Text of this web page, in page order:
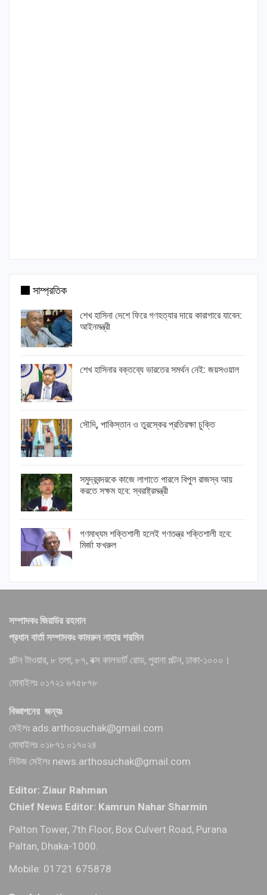
সাম্প্রতিক
শেখ হাসিনা দেশে ফিরে গণহত্যার দায়ে কারাগারে যাবেন:
আইনমন্ত্রী
শেখ হাসিনার বক্তব্যে ভারতের সমর্থন নেই: জয়সওয়াল
সৌদি, পাকিস্তান ও তুরস্কের প্রতিরক্ষা চুক্তি
সমুদ্রবন্দরকে কাজে লাগাতে পারলে বিপুল রাজস্ব আয়
করতে সক্ষম হবে: স্বরাষ্ট্রমন্ত্রী
গণমাধ্যম শক্তিশালী হলেই গণতন্ত্র শক্তিশালী হবে:
মির্জা ফখরুল
সম্পাদকঃ জিয়াউর রহমান
প্রধান বার্তা সম্পাদকঃ কামরুন নাহার শরমিন
পল্টন টাওয়ার, ৮ তলা, ৮৭, বক্স কালভার্ট রোড, পুরানা পল্টন, ঢাকা-১০০০।
মোবাইলঃ ০১৭২১ ৬৭৫৮৭৮
বিজ্ঞাপনের জন্যঃ
মেইলঃ ads.arthosuchak@gmail.com
মোবাইলঃ ০১৮৭১ ০১৭০২৪
নিউজ মেইলঃ news.arthosuchak@gmail.com
Editor: Ziaur Rahman
Chief News Editor: Kamrun Nahar Sharmin
Palton Tower, 7th Floor, Box Culvert Road, Purana
Paltan, Dhaka-1000.
Mobile: 01721 675878